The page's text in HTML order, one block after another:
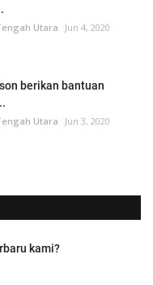
Utara
Jun 4, 2020
berikan bantuan
Utara
Jun 3, 2020
kami?